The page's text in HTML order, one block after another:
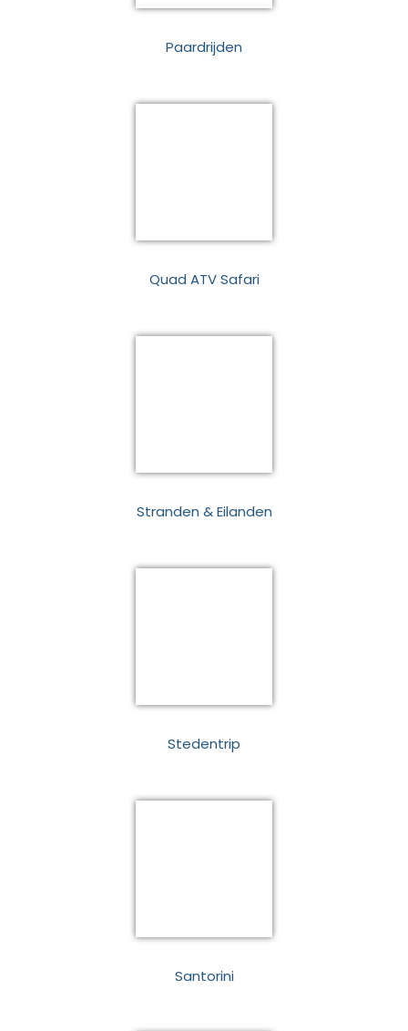
Paardrijden
Quad ATV Safari
Stranden & Eilanden
Stedentrip
Santorini